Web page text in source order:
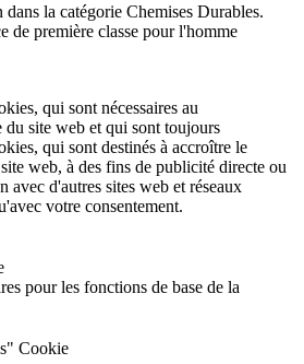
la catégorie Chemises Durables.
de première classe pour l'homme
qui sont nécessaires au
site web et qui sont toujours
qui sont destinés à accroître le
web, à des fins de publicité directe ou
d'autres sites web et réseaux
votre consentement.
pour les fonctions de base de la
Cookie